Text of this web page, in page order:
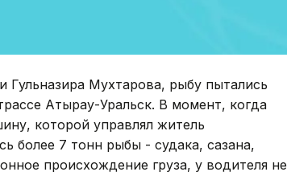
Гульназира Мухтарова, рыбу пытались
Атырау-Уральск. В момент, когда
которой управлял житель
более 7 тонн рыбы - судака, сазана,
происхождение груза, у водителя не